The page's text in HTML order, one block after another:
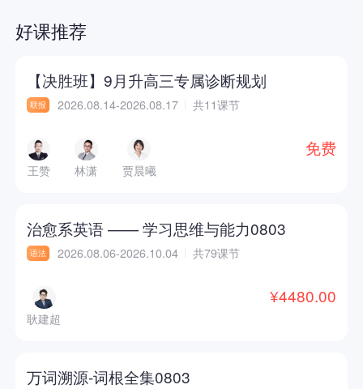
好课推荐
【决胜班】9月升高三专属诊断规划
联报 2026.08.14-2026.08.17 共11课节
王赞 林潇 贾晨曦
免费
治愈系英语 —— 学习思维与能力0803
语法 2026.08.06-2026.10.04 共79课节
耿建超
¥4480.00
万词溯源-词根全集0803